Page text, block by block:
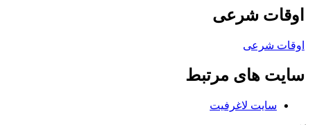
اوقات شرعی
اوقات شرعی
سایت های مرتبط
سایت لاغرفیت